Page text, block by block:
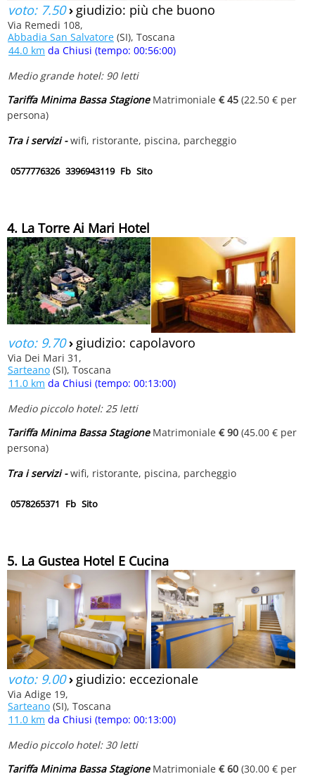
voto: 7.50› giudizio: più che buono
Via Remedi 108,
Abbadia San Salvatore (SI), Toscana
44.0 km da Chiusi (tempo: 00:56:00)
Medio grande hotel: 90 letti
Tariffa Minima Bassa StagioneMatrimoniale € 45 (22.50 € per
persona)
Tra i servizi -wifi, ristorante, piscina, parcheggio
0577776326 3396943119 Fb Sito
4. La Torre Ai Mari Hotel
voto: 9.70› giudizio: capolavoro
Via Dei Mari 31,
Sarteano (SI), Toscana
11.0 km da Chiusi (tempo: 00:13:00)
Medio piccolo hotel: 25 letti
Tariffa Minima Bassa StagioneMatrimoniale € 90 (45.00 € per
persona)
Tra i servizi -wifi, ristorante, piscina, parcheggio
0578265371 Fb Sito
5. La Gustea Hotel E Cucina
voto: 9.00› giudizio: eccezionale
Via Adige 19,
Sarteano (SI), Toscana
11.0 km da Chiusi (tempo: 00:13:00)
Medio piccolo hotel: 30 letti
Tariffa Minima Bassa StagioneMatrimoniale € 60 (30.00 € per